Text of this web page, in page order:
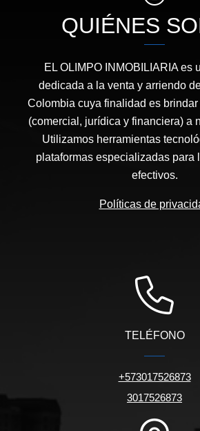
QUIÉNES
EL OLIMPO INMOBILIARIA es
dedicada a la venta y arriendo
Colombia cuya finalidad es brindar
(comercial, jurídica y financiera) a
Utilizamos herramientas
plataformas especializadas para
efectivos.
Políticas de
TELÉFONO
+573017526873
3017526873